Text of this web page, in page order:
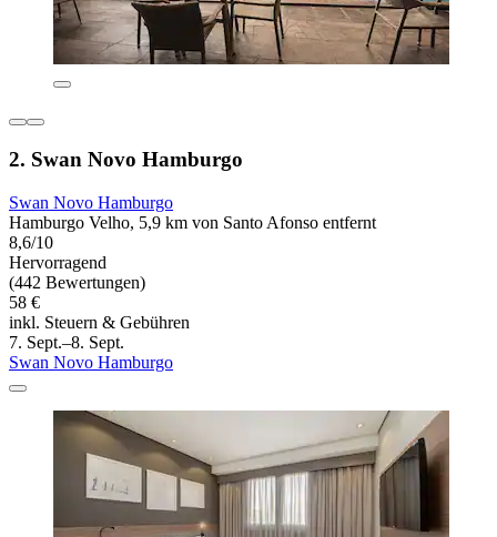
2. Swan Novo Hamburgo
Swan Novo Hamburgo
Hamburgo Velho, 5,9 km von Santo Afonso entfernt
8,6/10
Hervorragend
(442 Bewertungen)
58 €
inkl. Steuern & Gebühren
7. Sept.–8. Sept.
Swan Novo Hamburgo